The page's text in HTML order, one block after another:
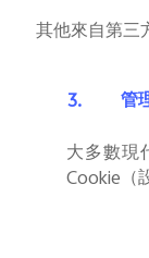
其他來自第三
3. 管
大多數現
Cookie